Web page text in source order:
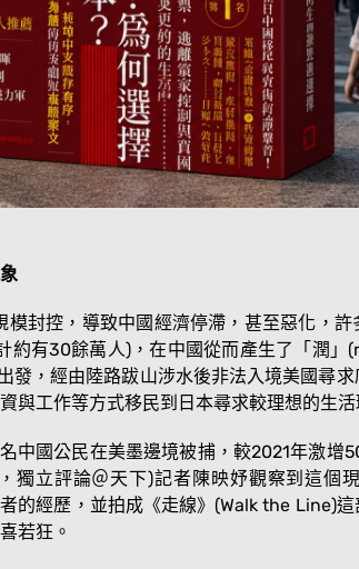
封控，導致中國經濟停滯，甚至惡化，
有30餘萬人)，在中國從而產生了「潤」
，經由陸路跋山涉水後非法入境美國尋
與工作等方式移民到日本尋求較理想的生活
中國公民在美墨邊境被捕，較2021年激增
獨立評論＠天下)記者陳映妤觀察到這個
的經歷，並拍成《走線》(Walk the Line)
若狂。